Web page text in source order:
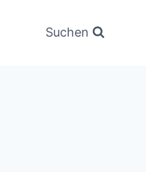
Suchen